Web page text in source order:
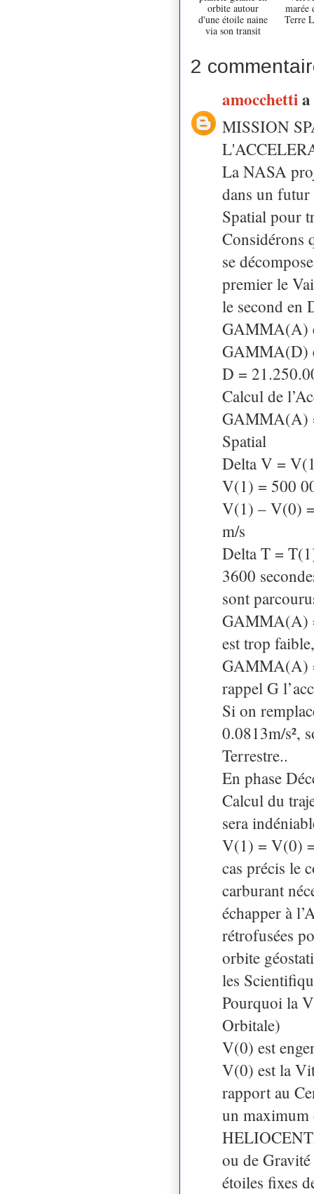
orbite autour
d'une étoile naine
via son transit
marée
Terre
2
amocchetti
MISSION
La NASA
dans un futur
Spatial pour
Considérons
se
premier le
le second en
GAMMA(A)
GAMMA(D)
D =
Calcul de
GAMMA(A)
Spatial
Delta V =
V(1) = 500
V(1) – V(0)
m/s
Delta T =
3600
sont
GAMMA(A)
est trop
GAMMA(A)
rappel G
Si on
0.0813m/s²,
Terrestre..
En phase
Calcul du
sera
V(1) = V(0)
cas précis le
carburant
échapper à
rétrofusées
orbite
les
Pourquoi la
Orbitale)
V(0) est
V(0) est la
rapport au
un maximum
ou de
étoiles fixes